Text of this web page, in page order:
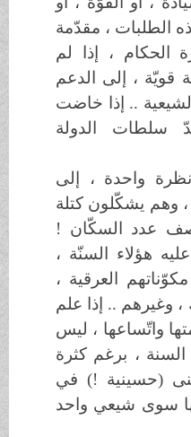
، مقدّمة
، إذا لم
، إلى الدعم
.. إذا خاضت
الدولة
واحدة ، إلى
يشكّلون كتلة
عدد السكّان !
هؤلاء السنّة ،
العرقية ،
.. إذا علم
واتّساعها ، ليس
، برغم كثرة
(حسينية !) في
سوى شيعي واحد